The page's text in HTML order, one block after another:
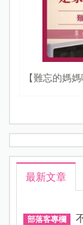
【難忘的媽
最新文章
部落客專欄